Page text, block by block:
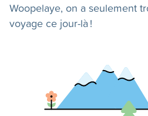
Woopelaye, on a seulement
voyage ce jour-là !